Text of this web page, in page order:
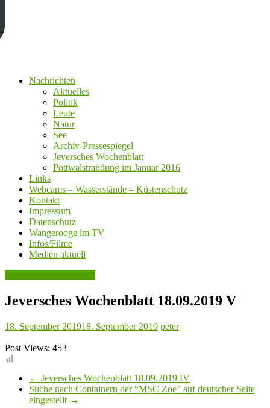
Nachrichten
Aktuelles
Politik
Leute
Natur
See
Archiv-Pressespiegel
Jeversches Wochenblatt
Pottwalstrandung im Januar 2016
Links
Webcams – Wasserstände – Küstenschutz
Kontakt
Impressum
Datenschutz
Wangerooge im TV
Infos/Filme
Medien aktuell
Jeversches Wochenblatt 18.09.2019 V
18. September 201918. September 2019 peter
Post Views: 453
← Jeversches Wochenblatt 18.09.2019 IV
Suche nach Containern der “MSC Zoe” auf deutscher Seite
eingestellt →